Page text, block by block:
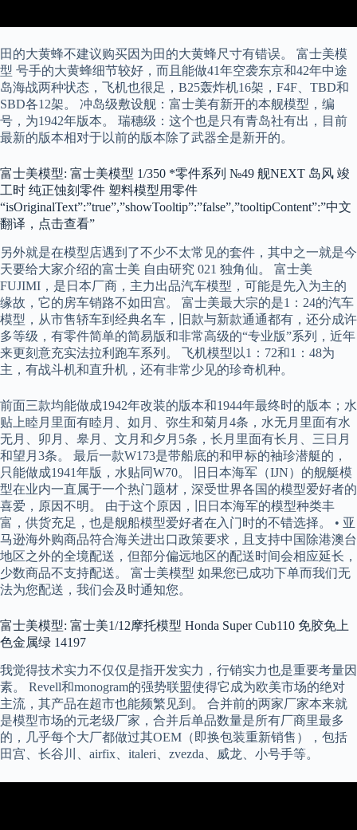
田的大黄蜂不建议购买因为田的大黄蜂尺寸有错误。 富士美模
型 号手的大黄蜂细节较好，而且能做41年空袭东京和42年中途
岛海战两种状态，飞机也很足，B25轰炸机16架，F4F、TBD和
SBD各12架。 冲岛级敷设舰：富士美有新开的本舰模型，编
号，为1942年版本。 瑞穗级：这个也是只有青岛社有出，目前
最新的版本相对于以前的版本除了武器全是新开的。
富士美模型: 富士美模型 1/350 *零件系列 №49 舰NEXT 岛风 竣
工时 纯正蚀刻零件 塑料模型用零件
“isOriginalText”:”true”,”showTooltip”:”false”,”tooltipContent”:”中文
翻译，点击查看”
另外就是在模型店遇到了不少不太常见的套件，其中之一就是今
天要给大家介绍的富士美 自由研究 021 独角仙。 富士美
FUJIMI，是日本厂商，主力出品汽车模型，可能是先入为主的
缘故，它的房车销路不如田宫。 富士美最大宗的是1：24的汽车
模型，从市售轿车到经典名车，旧款与新款通通都有，还分成许
多等级，有零件简单的简易版和非常高级的“专业版”系列，近年
来更刻意充实法拉利跑车系列。 飞机模型以1：72和1：48为
主，有战斗机和直升机，还有非常少见的珍奇机种。
前面三款均能做成1942年改装的版本和1944年最终时的版本；水
贴上睦月里面有睦月、如月、弥生和菊月4条，水无月里面有水
无月、卯月、皋月、文月和夕月5条，长月里面有长月、三日月
和望月3条。 最后一款W173是带船底的和甲标的袖珍潜艇的，
只能做成1941年版，水贴同W70。 旧日本海军（IJN）的舰艇模
型在业内一直属于一个热门题材，深受世界各国的模型爱好者的
喜爱，原因不明。 由于这个原因，旧日本海军的模型种类丰
富，供货充足，也是舰船模型爱好者在入门时的不错选择。 • 亚
马逊海外购商品符合海关进出口政策要求，且支持中国除港澳台
地区之外的全境配送，但部分偏远地区的配送时间会相应延长，
少数商品不支持配送。 富士美模型 如果您已成功下单而我们无
法为您配送，我们会及时通知您。
富士美模型: 富士美1/12摩托模型 Honda Super Cub110 免胶免上
色金属绿 14197
我觉得技术实力不仅仅是指开发实力，行销实力也是重要考量因
素。 Revell和monogram的强势联盟使得它成为欧美市场的绝对
主流，其产品在超市也能频繁见到。 合并前的两家厂家本来就
是模型市场的元老级厂家，合并后单品数量是所有厂商里最多
的，几乎每个大厂都做过其OEM（即换包装重新销售），包括
田宫、长谷川、airfix、italeri、zvezda、威龙、小号手等。